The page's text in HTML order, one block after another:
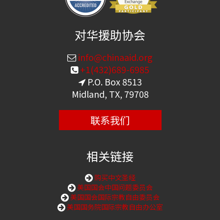
对华援助协会
info@chinaaid.org
+1(432)689-6985
P.O. Box 8513
Midland, TX, 79708
联系我们
相关链接
购买中文圣经
美国国会中国问题委员会
美国国会国际宗教自由委员会
美国国务院国际宗教自由办公室